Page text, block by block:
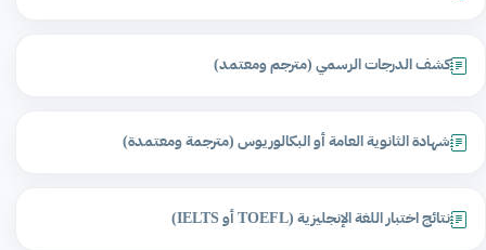
كشف الدرجات الرسمي (مترجم ومعتمد)
شهادة الثانوية العامة أو البكالوريوس (مترجمة ومعتمدة)
نتائج اختبار اللغة الإنجليزية (TOEFL أو IELTS)